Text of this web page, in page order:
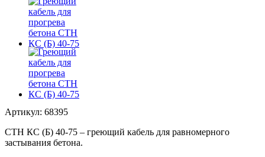
Артикул: 68395
СТН КС (Б) 40-75 – греющий кабель для равномерного
застывания бетона.